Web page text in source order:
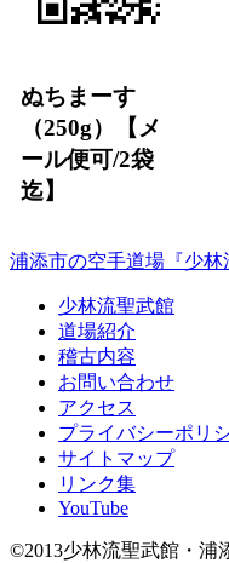
ぬちまーす
（250g）【メ
ール便可/2袋
迄】
浦添市の空手道場『少林
少林流聖武館
道場紹介
稽古内容
お問い合わせ
アクセス
プライバシーポリ
サイトマップ
リンク集
YouTube
©2013少林流聖武館・浦